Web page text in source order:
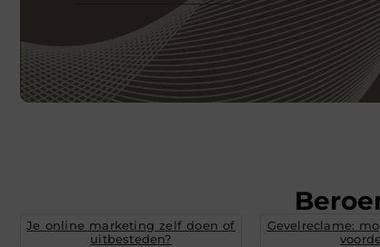
Je online marketing zelf doen of
uitbesteden?
Gevelreclame: